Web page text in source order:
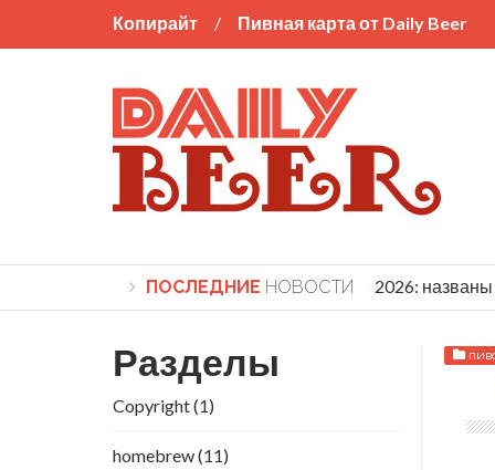
Копирайт Пивная карта от Daily Beer
ПОСЛЕДНИЕ НОВОСТИ
World Beer Cup 2026: названы
Разделы
Copyright(1)
homebrew(11)